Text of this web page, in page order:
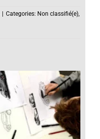
Categories: Non classifié(e),